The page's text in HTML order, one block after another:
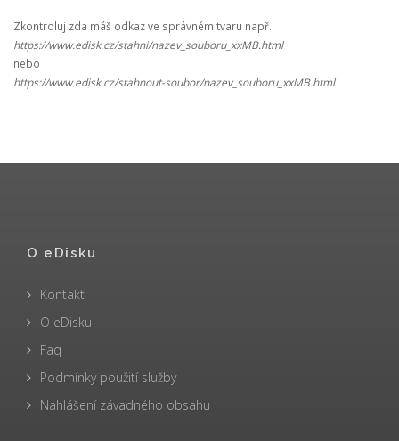
Zkontroluj zda máš odkaz ve správném tvaru např.
https://www.edisk.cz/stahni/nazev_souboru_xxMB.html
nebo
https://www.edisk.cz/stahnout-soubor/nazev_souboru_xxMB.html
O eDisku
Kontakt
O eDisku
Faq
Podmínky použití služby
Nahlášení závadného obsahu